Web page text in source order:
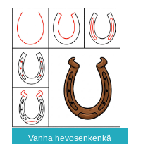
Vanha hevosenkenkä